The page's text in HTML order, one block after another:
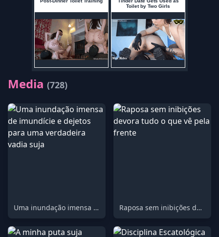
Media (728)
Uma inundação imensa de imundície e dejetos para uma verdadeira vadia suja Raposa sem inibições devora tudo o que vê pela frente